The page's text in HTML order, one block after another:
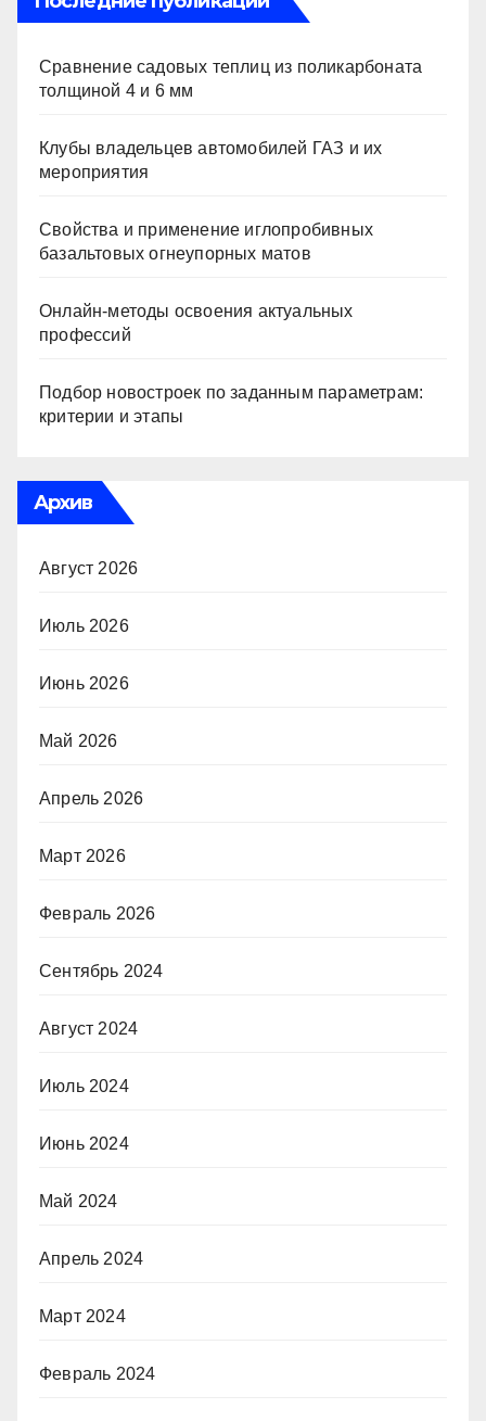
Сравнение садовых теплиц из поликарбоната
толщиной 4 и 6 мм
Клубы владельцев автомобилей ГАЗ и их
мероприятия
Свойства и применение иглопробивных
базальтовых огнеупорных матов
Онлайн-методы освоения актуальных
профессий
Подбор новостроек по заданным параметрам:
критерии и этапы
Архив
Август 2026
Июль 2026
Июнь 2026
Май 2026
Апрель 2026
Март 2026
Февраль 2026
Сентябрь 2024
Август 2024
Июль 2024
Июнь 2024
Май 2024
Апрель 2024
Март 2024
Февраль 2024